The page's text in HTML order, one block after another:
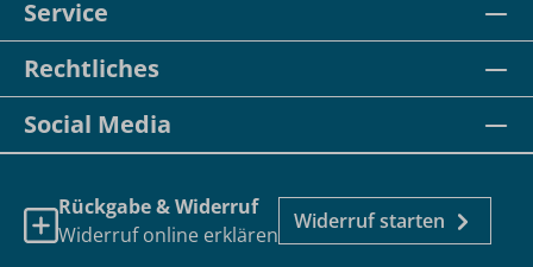
Service
Rechtliches
Social Media
Rückgabe & Widerruf
Widerruf online erklären
Widerruf starten